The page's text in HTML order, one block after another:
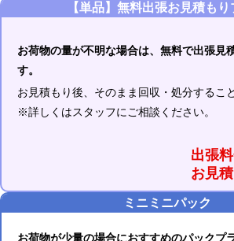
【単品】無料出張お見積もり
お荷物の量が不明な場合は、無料で出張見
す。
お見積もり後、そのまま回収・処分するこ
※詳しくはスタッフにご相談ください。
出張
お見
ミニミニパック
お荷物が少量の場合におすすめのパックプ